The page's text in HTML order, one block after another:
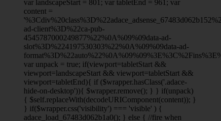
var landscapeStart = 801; var tabletEnd = 961; var
content =
ad-client%3D%22ca-pub-
4545787000249877%22%0A%09%09data-ad-
slot%3D%224197530303%22%0A%09%09data-ad-
var unpack = true; if(viewport=tabletStart &&
viewport=landscapeStart && viewport=tabletStart &&
viewport=tabletEnd){ if ($wrapper.hasClass('.adace-
hide-on-desktop')){ $wrapper.remove(); } } if(unpack)
{ $self.replaceWith(decodeURIComponent(content)); }
} if($wrapper.css('visibility') === 'visible' ) {
adace_load_67483d062b1a0(); } else { //fire when